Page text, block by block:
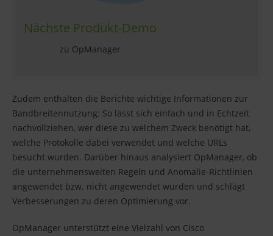
Nächste Produkt-Demo
zu OpManager
Zudem enthalten die Berichte wichtige Informationen zur
Bandbreitennutzung: So lässt sich einfach und in Echtzeit
nachvollziehen, wer diese zu welchem Zweck benötigt hat,
welche Protokolle dabei verwendet und welche URLs
besucht wurden. Darüber hinaus analysiert OpManager, ob
die unternehmensweiten Regeln und Anomalie-Richtlinien
angewendet bzw. nicht angewendet wurden und schlägt
Verbesserungen zu deren Optimierung vor.
OpManager unterstützt eine Vielzahl von Cisco